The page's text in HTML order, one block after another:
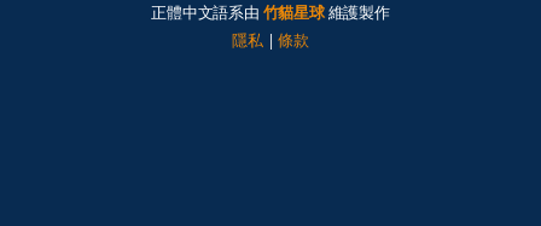
正體中文語系由 竹貓星球維護製作
隱私|條款